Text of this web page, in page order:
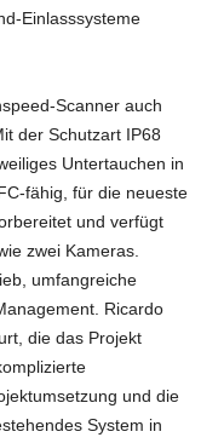
Einlasssysteme
Scanner auch
der Schutzart IP68
Untertauchen in
fähig, für die neueste
und verfügt
zwei Kameras.
umfangreiche
Ricardo
die das Projekt
und die
System in